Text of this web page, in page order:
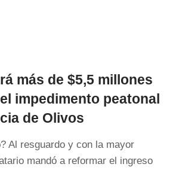
más de $5,5 millones
impedimento peatonal
de Olivos
Al resguardo y con la mayor
mandó a reformar el ingreso